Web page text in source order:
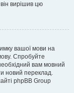
вирішив цю
вашої мови на
Спробуйте
вам мовний
новий переклад.
phpBB Group